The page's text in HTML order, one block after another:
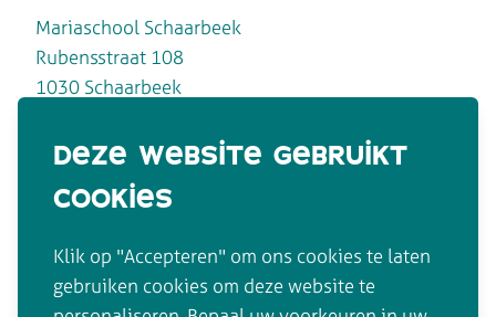
team
jobs
contact
Mariaschool Schaarbeek
Rubensstraat 108
1030 Schaarbeek
contacteer ons
email
telefonisch
+32 2 216 10 61
deze website gebruikt
cookies
Klik op "Accepteren" om ons cookies te laten
gebruiken cookies om deze website te